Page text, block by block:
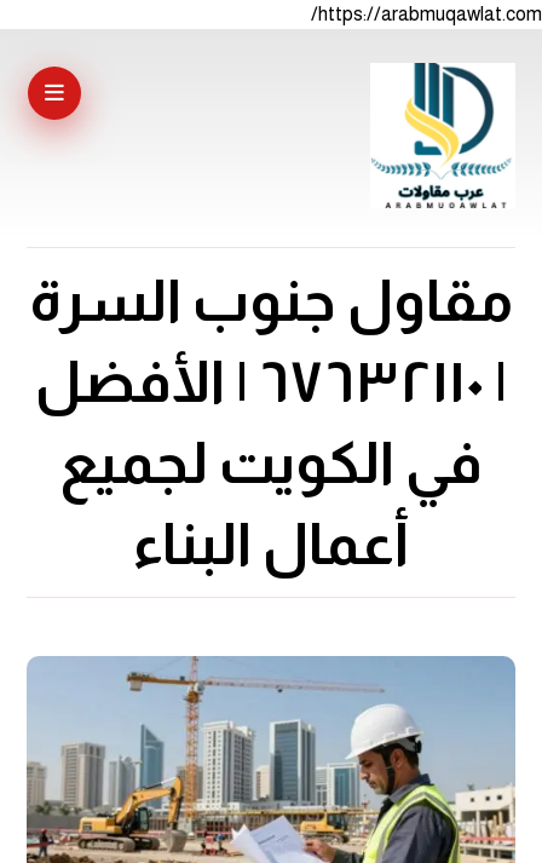
https://arabmuqawlat.com/
مقاول جنوب السرة
| ٦٧٦٣٢١١٠ | الأفضل
في الكويت لجميع
أعمال البناء